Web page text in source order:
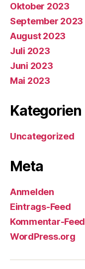
Oktober 2023
September 2023
August 2023
Juli 2023
Juni 2023
Mai 2023
Kategorien
Uncategorized
Meta
Anmelden
Eintrags-Feed
Kommentar-Feed
WordPress.org